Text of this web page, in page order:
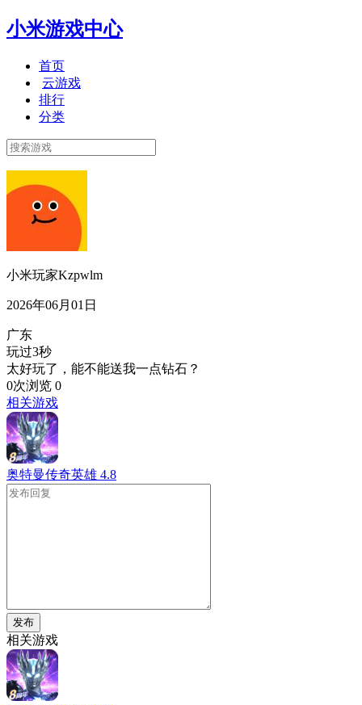
小米游戏中心
首页
云游戏
排行
分类
小米玩家Kzpwlm
2026年06月01日
广东
玩过3秒
太好玩了，能不能送我一点钻石？
0次浏览 0
相关游戏
奥特曼传奇英雄 4.8
发布
相关游戏